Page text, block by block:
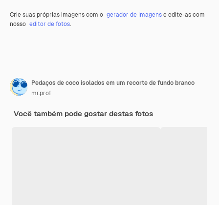
Crie suas próprias imagens com o gerador de imagense edite-as com
nosso editor de fotos.
Pedaços de coco isolados em um recorte de fundo branco
mr.prof
Você também pode gostar destas fotos